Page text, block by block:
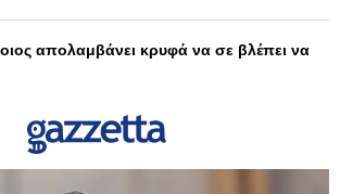
απολαμβάνει κρυφά να σε βλέπει να